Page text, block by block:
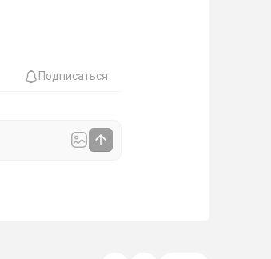
Подписаться